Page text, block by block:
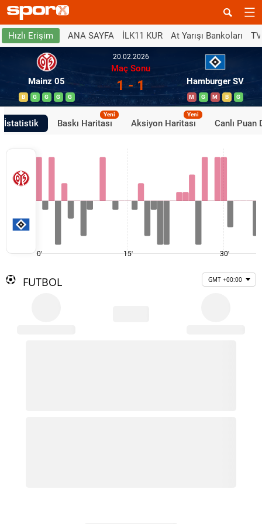
Hızlı Erişim ANA SAYFA İLK11 KUR At Yarışı Bankoları
Mainz 05
B G G G G
20.02.2026
Maç Sonu
1 - 1 Hamburger SV
M G M B G
İstatistik Baskı Haritası
Yeni
Aksiyon Haritası
Yeni
Canlı Puan
0' 15' 30'
FUTBOL GMT +00:00